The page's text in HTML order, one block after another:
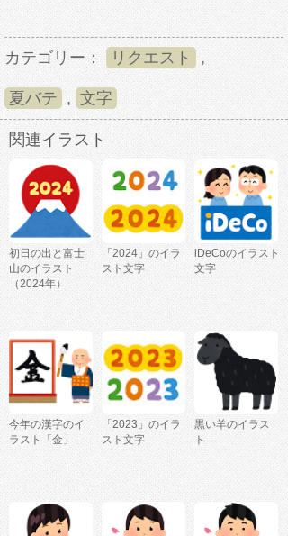
カテゴリー： リクエスト ,
夏バテ , 文字
関連イラスト
初日の出と富士
山のイラスト
（2024年）
「2024」のイラ
スト文字
iDeCoのイラスト
文字
今年の漢字のイ
ラスト「金」
「2023」のイラ
スト文字
黒い羊のイラス
ト